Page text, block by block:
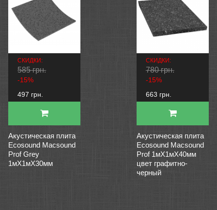
СКИДКИ:
585 грн.
-15%
497 грн.
Акустическая плита
Ecosound Macsound
Prof Grey
1мХ1мХ30мм
СКИДКИ:
780 грн.
-15%
663 грн.
Акустическая плита
Ecosound Macsound
Prof 1мХ1мХ40мм
цвет графитно-
черный